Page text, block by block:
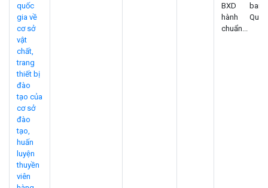
quốc
gia về
cơ sở
vật
chất,
trang
thiết bị
đào
tạo của
cơ sở
đào
tạo,
huấn
luyện
thuyền
viên
BXD ban
hành Quy
chuẩn...